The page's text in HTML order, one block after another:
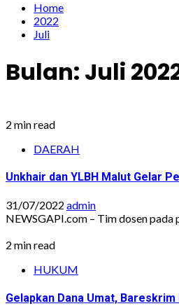
Home
2022
Juli
Bulan: Juli
2 min read
DAERAH
Unkhair dan YLBH Malut Gelar
31/07/2022 admin
NEWSGAPI.com – Tim dosen
2 min read
HUKUM
Gelapkan Dana Umat,